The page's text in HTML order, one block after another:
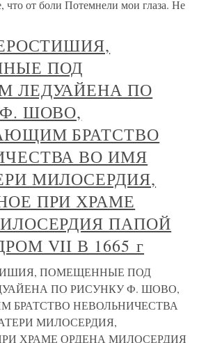
что от боли Потемнели мои глаза. Не
ПОД
ЛЕДУАЙЕНА ПО
ШОВО,
БРАТСТВО
ВО ИМЯ
МИЛОСЕРДИЯ,
ПРИ ХРАМЕ
ПАПОЙ
VII В 1665 г
ПОМЕЩЕННЫЕ ПОД
ПО РИСУНКУ Ф. ШОВО,
БРАТСТВО НЕВОЛЬНИЧЕСТВА
МИЛОСЕРДИЯ,
ХРАМЕ ОРДЕНА МИЛОСЕРДИЯ